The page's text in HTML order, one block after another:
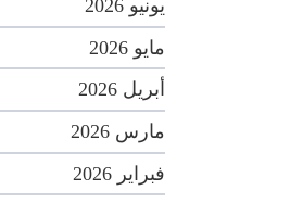
يونيو 2026
مايو 2026
أبريل 2026
مارس 2026
فبراير 2026